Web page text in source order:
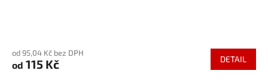
produktu
je
od 95,04 Kč bez DPH
od 115 Kč DETAIL